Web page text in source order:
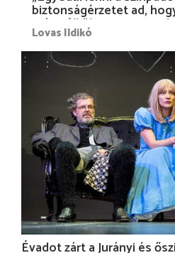
biztonságérzetet ad,
más nélkül is
Lovas Ildikó
Évadot zárt a Jurányi és